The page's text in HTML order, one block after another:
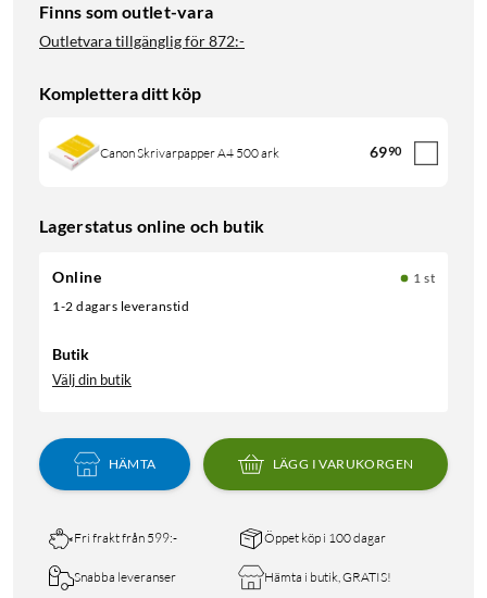
Finns som outlet-vara
Outletvara tillgänglig för872:-
Komplettera ditt köp
Canon Skrivarpapper A4 500 ark 6990
Lagerstatus online och butik
Online
1 st
1-2 dagars leveranstid
Butik
Välj din butik
HÄMTA LÄGG I VARUKORGEN
Fri frakt från 599:- Öppet köp i 100 dagar
Snabba leveranser Hämta i butik, GRATIS!